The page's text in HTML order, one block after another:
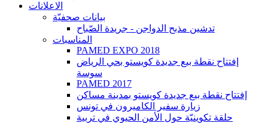
الاعلانات
بيانات صحفيّة
تدشين مذبح الدواجن - جريدة الصّباح
المناسبات
PAMED EXPO 2018
إفتتاح نقطة بيع جديدة كويستو بحي الرياض
سوسة
PAMED 2017
إفتتاح نقطة بيع جديدة كويستو بمدينة مساكن
زيارة سفير الكاميرون في تونس
حلقة تكوينيّة حول الأمن الحيوي في تربية